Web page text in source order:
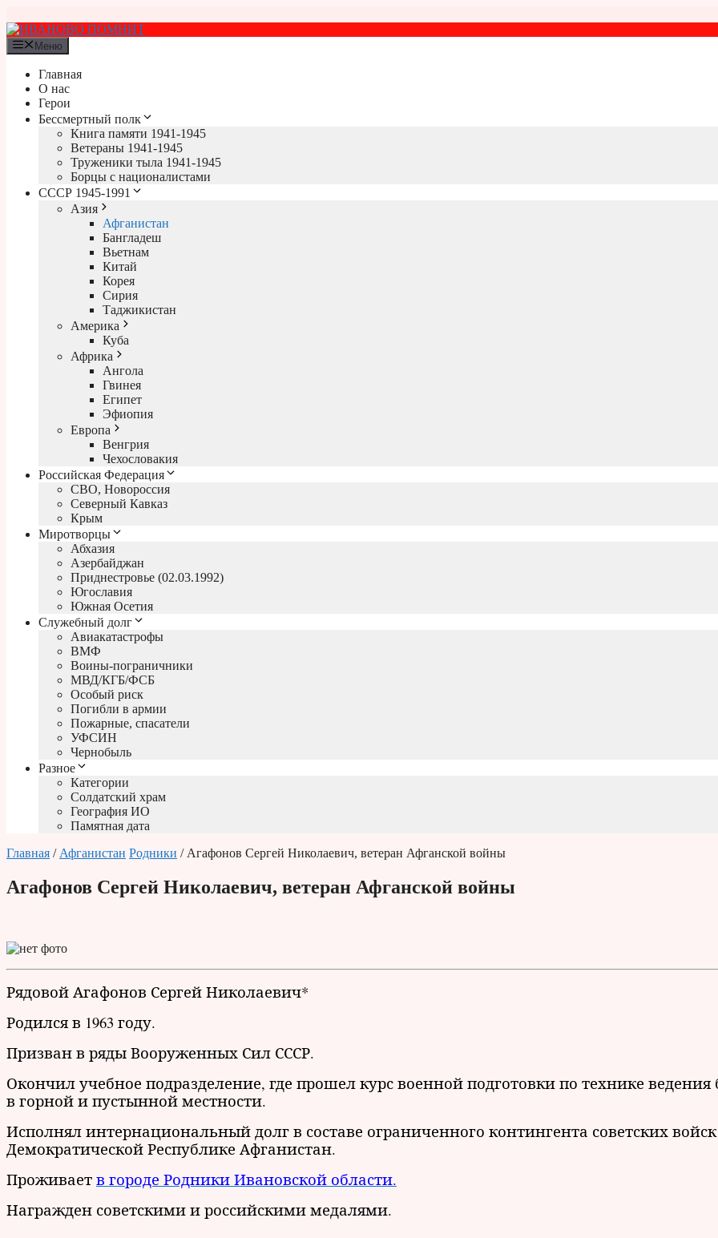
к
содержимому
Меню
Главная
О нас
Герои
Бессмертный полк
Книга памяти 1941-1945
Ветераны 1941-1945
Труженики тыла 1941-1945
Борцы с националистами
СССР 1945-1991
Азия
Афганистан
Бангладеш
Вьетнам
Китай
Корея
Сирия
Таджикистан
Америка
Куба
Африка
Ангола
Гвинея
Египет
Эфиопия
Европа
Венгрия
Чехословакия
Российская Федерация
СВО, Новороссия
Северный Кавказ
Крым
Миротворцы
Абхазия
Азербайджан
Приднестровье (02.03.1992)
Югославия
Южная Осетия
Служебный долг
Авиакатастрофы
ВМФ
Воины-пограничники
МВД/КГБ/ФСБ
Особый риск
Погибли в армии
Пожарные, спасатели
УФСИН
Чернобыль
Разное
Категории
Солдатский храм
География ИО
Памятная дата
Главная / Афганистан Родники / Агафонов Сергей Николаевич, ветеран Афганской войны
Агафонов Сергей Николаевич, ветеран Афганской войны
Рядовой Агафонов Сергей Николаевич*
Родился в 1963 году.
Призван в ряды Вооруженных Сил СССР.
Окончил учебное подразделение, где прошел курс военной подготовки по технике ведения
в горной и пустынной местности.
Исполнял интернациональный долг в составе ограниченного контингента советских
Демократической Республике Афганистан.
Проживает в городе Родники Ивановской области.
Награжден советскими и российскими медалями.